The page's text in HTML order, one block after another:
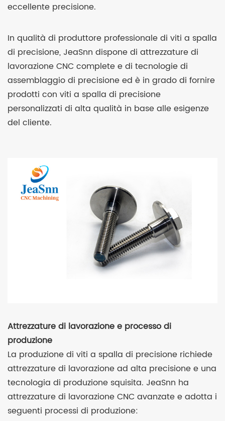
eccellente precisione.
In qualità di produttore professionale di viti a spalla
di precisione, JeaSnn dispone di attrezzature di
lavorazione CNC complete e di tecnologie di
assemblaggio di precisione ed è in grado di fornire
prodotti con viti a spalla di precisione
personalizzati di alta qualità in base alle esigenze
del cliente.
Attrezzature di lavorazione e processo di
produzione
La produzione di viti a spalla di precisione richiede
attrezzature di lavorazione ad alta precisione e una
tecnologia di produzione squisita. JeaSnn ha
attrezzature di lavorazione CNC avanzate e adotta i
seguenti processi di produzione: